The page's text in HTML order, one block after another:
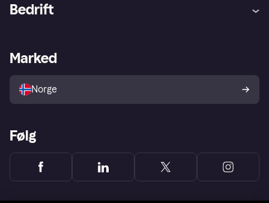
Utforsk butikker
Bedrift
Merchant portal
Marked
Norge
Følg